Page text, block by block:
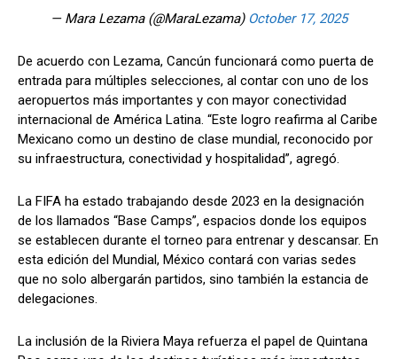
— Mara Lezama (@MaraLezama) October 17, 2025
De acuerdo con Lezama, Cancún funcionará como puerta de
entrada para múltiples selecciones, al contar con uno de los
aeropuertos más importantes y con mayor conectividad
internacional de América Latina. “Este logro reafirma al Caribe
Mexicano como un destino de clase mundial, reconocido por
su infraestructura, conectividad y hospitalidad”, agregó.
La FIFA ha estado trabajando desde 2023 en la designación
de los llamados “Base Camps”, espacios donde los equipos
se establecen durante el torneo para entrenar y descansar. En
esta edición del Mundial, México contará con varias sedes
que no solo albergarán partidos, sino también la estancia de
delegaciones.
La inclusión de la Riviera Maya refuerza el papel de Quintana